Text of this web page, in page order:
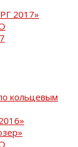
2017»
кольцевым